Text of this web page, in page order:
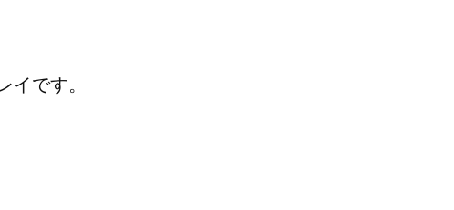
です。